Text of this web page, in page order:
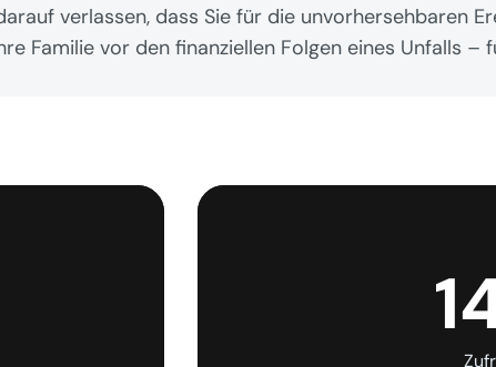
verlassen, dass Sie für die unvorhersehbaren
Familie vor den finanziellen Folgen eines Unfalls –